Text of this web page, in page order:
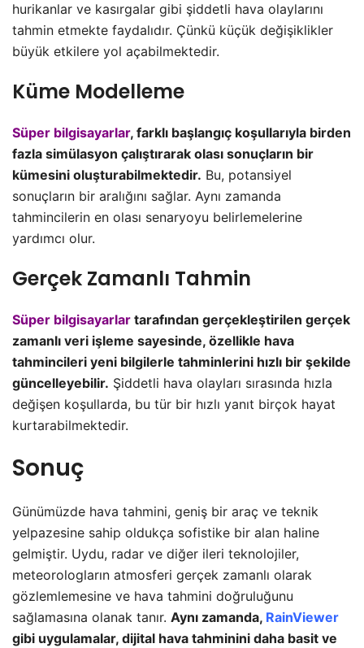
hurikanlar ve kasırgalar gibi şiddetli hava olaylarını
tahmin etmekte faydalıdır. Çünkü küçük değişiklikler
büyük etkilere yol açabilmektedir.
Küme Modelleme
Süper bilgisayarlar, farklı başlangıç koşullarıyla birden
fazla simülasyon çalıştırarak olası sonuçların bir
kümesini oluşturabilmektedir. Bu, potansiyel
sonuçların bir aralığını sağlar. Aynı zamanda
tahmincilerin en olası senaryoyu belirlemelerine
yardımcı olur.
Gerçek Zamanlı Tahmin
Süper bilgisayarlar tarafından gerçekleştirilen gerçek
zamanlı veri işleme sayesinde, özellikle hava
tahmincileri yeni bilgilerle tahminlerini hızlı bir şekilde
güncelleyebilir. Şiddetli hava olayları sırasında hızla
değişen koşullarda, bu tür bir hızlı yanıt birçok hayat
kurtarabilmektedir.
Sonuç
Günümüzde hava tahmini, geniş bir araç ve teknik
yelpazesine sahip oldukça sofistike bir alan haline
gelmiştir. Uydu, radar ve diğer ileri teknolojiler,
meteorologların atmosferi gerçek zamanlı olarak
gözlemlemesine ve hava tahmini doğruluğunu
sağlamasına olanak tanır. Aynı zamanda, RainViewer
gibi uygulamalar, dijital hava tahminini daha basit ve